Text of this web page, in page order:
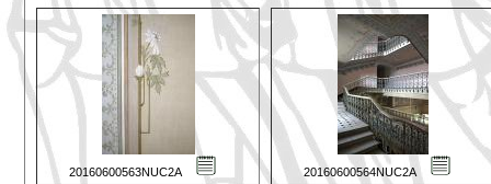
20160600563NUC2A 20160600564NUC2A